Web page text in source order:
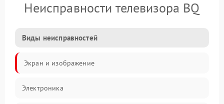
Неисправности телевизора BQ
Виды неисправностей
Экран и изображение
Электроника